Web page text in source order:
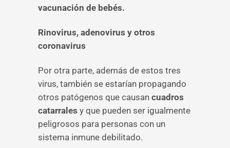
vacunación de bebés.
Rinovirus, adenovirus y otros
coronavirus
Por otra parte, además de estos tres
virus, también se estarían propagando
otros patógenos que causan cuadros
catarrales y que pueden ser igualmente
peligrosos para personas con un
sistema inmune debilitado.